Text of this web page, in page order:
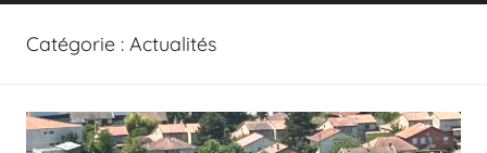
Catégorie : Actualités